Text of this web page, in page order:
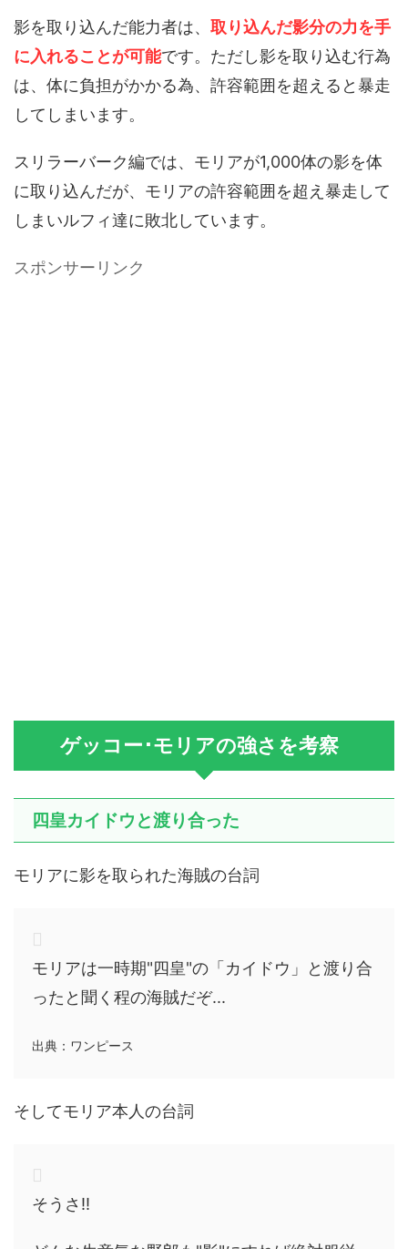
影を取り込んだ能力者は、 取り込んだ影分の力を手
に入れることが可能です。ただし影を取り込む行為
は、体に負担がかかる為、許容範囲を超えると暴走
してしまいます。
スリラーバーク編では、モリアが1,000体の影を体
に取り込んだが、モリアの許容範囲を超え暴走して
しまいルフィ達に敗北しています。
スポンサーリンク
ゲッコー･モリアの強さを考察
四皇カイドウと渡り合った
モリアに影を取られた海賊の台詞
モリアは一時期"四皇"の「カイドウ」と渡り合
ったと聞く程の海賊だぞ...
出典：ワンピース
そしてモリア本人の台詞
そうさ!!